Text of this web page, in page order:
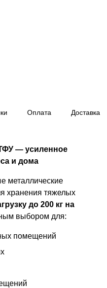
Оплата Доставка
— усиленное
и дома
металлические
хранения тяжелых
до 200 кг на
выбором для:
помещений